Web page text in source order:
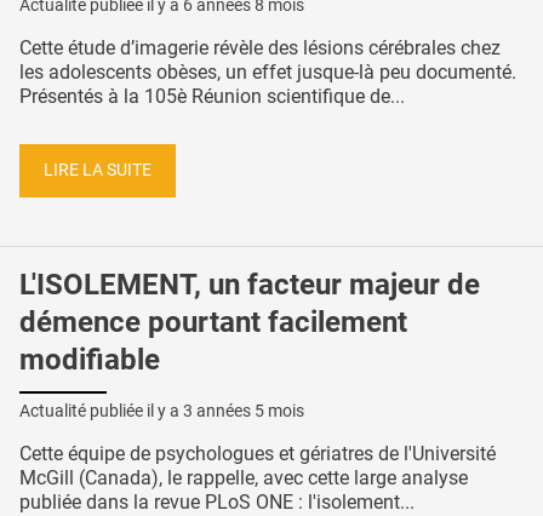
Actualité publiée il y a 6 années 8 mois
Cette étude d’imagerie révèle des lésions cérébrales chez
les adolescents obèses, un effet jusque-là peu documenté.
Présentés à la 105è Réunion scientifique de...
LIRE LA SUITE
L'ISOLEMENT, un facteur majeur de
démence pourtant facilement
modifiable
Actualité publiée il y a 3 années 5 mois
Cette équipe de psychologues et gériatres de l'Université
McGill (Canada), le rappelle, avec cette large analyse
publiée dans la revue PLoS ONE : l'isolement...